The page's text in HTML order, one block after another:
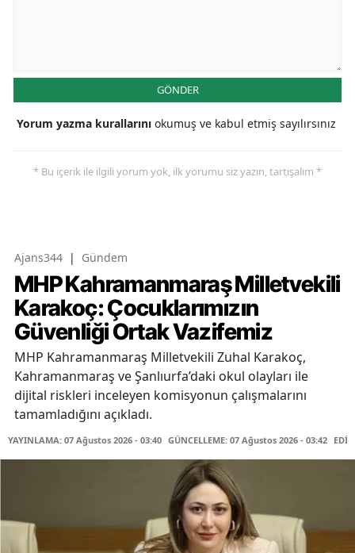
GÖNDER
Yorum yazma kurallarını okumuş ve kabul etmiş sayılırsınız
* Bu içerik ile ilgili yorum yok, ilk yorumu siz yazın, tartışalım *
Ajans344 | Gündem
MHP Kahramanmaraş Milletvekili
Karakoç: Çocuklarımızın
Güvenliği Ortak Vazifemiz
MHP Kahramanmaraş Milletvekili Zuhal Karakoç,
Kahramanmaraş ve Şanlıurfa’daki okul olayları ile
dijital riskleri inceleyen komisyonun çalışmalarını
tamamladığını açıkladı.
YAYINLAMA: 07 Ağustos 2026 - 03:40 GÜNCELLEME: 07 Ağustos 2026 - 03:42